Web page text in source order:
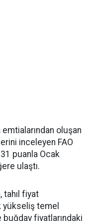
emtialarından oluşan
inceleyen FAO
puanla Ocak
ulaştı.
tahıl fiyat
yükseliş temel
fiyatlarındaki